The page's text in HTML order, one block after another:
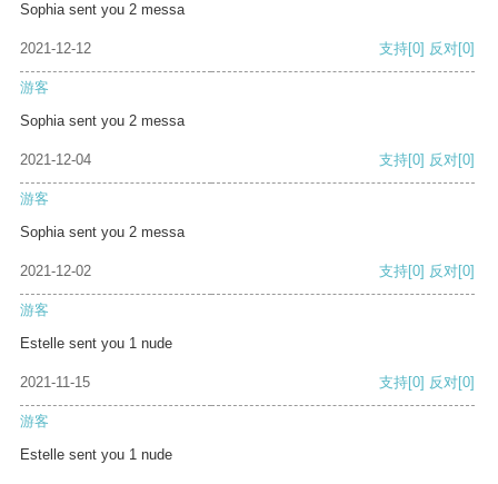
Sophia sent you 2 messa
2021-12-12 支持[0] 反对[0]
游客
Sophia sent you 2 messa
2021-12-04 支持[0] 反对[0]
游客
Sophia sent you 2 messa
2021-12-02 支持[0] 反对[0]
游客
Estelle sent you 1 nude
2021-11-15 支持[0] 反对[0]
游客
Estelle sent you 1 nude